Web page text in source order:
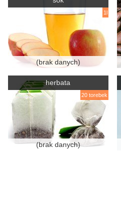
1l
(brak danych)
herbata
20 torebek
(brak danych)